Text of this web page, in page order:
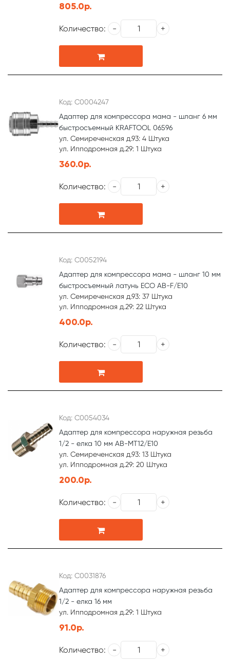
805.0р.
Количество:
Код: С0004247
Адаптер для компрессора мама - шланг 6 мм
быстросъемный KRAFTOOL 06596
ул. Семиреченская д.93: 4 Штука
ул. Ипподромная д.29: 1 Штука
360.0р.
Количество:
Код: С0052194
Адаптер для компрессора мама - шланг 10 мм
быстросъемный латунь ECO AB-F/E10
ул. Семиреченская д.93: 37 Штука
ул. Ипподромная д.29: 22 Штука
400.0р.
Количество:
Код: С0054034
Адаптер для компрессора наружная резьба
1/2 - елка 10 мм AB-MT12/E10
ул. Семиреченская д.93: 13 Штука
ул. Ипподромная д.29: 20 Штука
200.0р.
Количество:
Код: С0031876
Адаптер для компрессора наружная резьба
1/2 - елка 16 мм
ул. Ипподромная д.29: 1 Штука
91.0р.
Количество: